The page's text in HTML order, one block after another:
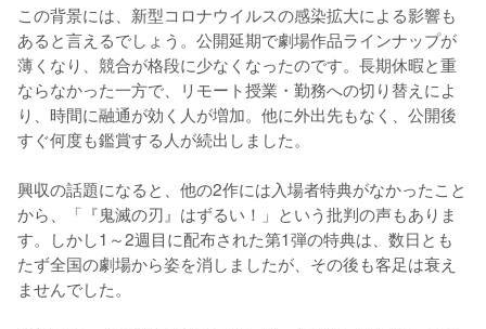
この背景には、新型コロナウイルスの感染拡大による影響も
あると言えるでしょう。公開延期で劇場作品ラインナップが
薄くなり、競合が格段に少なくなったのです。長期休暇と重
ならなかった一方で、リモート授業・勤務への切り替えによ
り、時間に融通が効く人が増加。他に外出先もなく、公開後
すぐ何度も鑑賞する人が続出しました。
興収の話題になると、他の2作には入場者特典がなかったこと
から、「『鬼滅の刃』はずるい！」という批判の声もありま
す。しかし1～2週目に配布された第1弾の特典は、数日とも
たず全国の劇場から姿を消しましたが、その後も客足は衰え
ませんでした。